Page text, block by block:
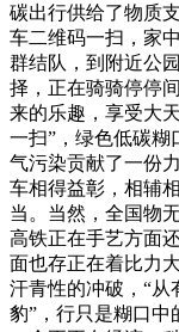
碳出行供给了物质
车二维码一扫，家
群结队，到附近公
择，正在骑骑停停
来的乐趣，享受大
一扫”，绿色低碳糊
气污染贡献了一份
车相得益彰，相辅
当。当然，全国物
高铁正在手艺方面
面也存正在着比力
汗青性的冲破，“从
豹”，行只是糊口中